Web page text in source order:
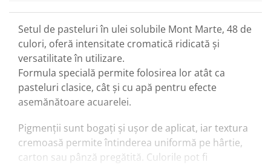
Setul de pasteluri în ulei solubile Mont Marte, 48 de
culori, oferă intensitate cromatică ridicată și
versatilitate în utilizare.
Formula specială permite folosirea lor atât ca
pasteluri clasice, cât și cu apă pentru efecte
asemănătoare acuarelei.
Pigmenții sunt bogați și ușor de aplicat, iar textura
cremoasă permite întinderea uniformă pe hârtie,
carton sau pânză pregătită. Culorile pot fi